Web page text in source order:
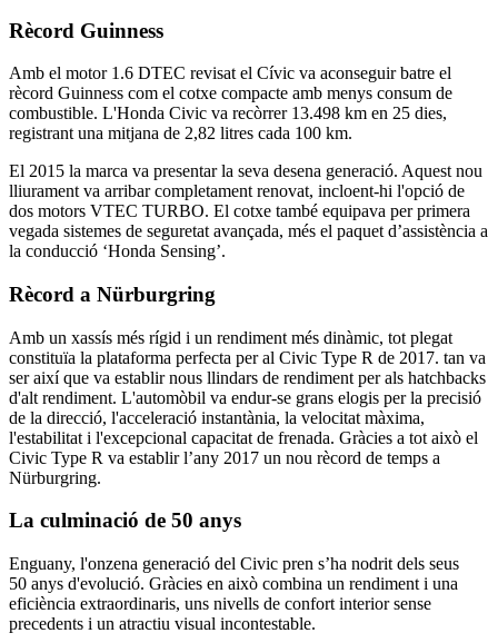
Rècord Guinness
Amb el motor 1.6 DTEC revisat el Cívic va aconseguir batre el
rècord Guinness com el cotxe compacte amb menys consum de
combustible. L'Honda Civic va recòrrer 13.498 km en 25 dies,
registrant una mitjana de 2,82 litres cada 100 km.
El 2015 la marca va presentar la seva desena generació. Aquest nou
lliurament va arribar completament renovat, incloent-hi l'opció de
dos motors VTEC TURBO. El cotxe també equipava per primera
vegada sistemes de seguretat avançada, més el paquet d’assistència a
la conducció ‘Honda Sensing’.
Rècord a Nürburgring
Amb un xassís més rígid i un rendiment més dinàmic, tot plegat
constituïa la plataforma perfecta per al Civic Type R de 2017. tan va
ser així que va establir nous llindars de rendiment per als hatchbacks
d'alt rendiment. L'automòbil va endur-se grans elogis per la precisió
de la direcció, l'acceleració instantània, la velocitat màxima,
l'estabilitat i l'excepcional capacitat de frenada. Gràcies a tot això el
Civic Type R va establir l’any 2017 un nou rècord de temps a
Nürburgring.
La culminació de 50 anys
Enguany, l'onzena generació del Civic pren s’ha nodrit dels seus
50 anys d'evolució. Gràcies en això combina un rendiment i una
eficiència extraordinaris, uns nivells de confort interior sense
precedents i un atractiu visual incontestable.